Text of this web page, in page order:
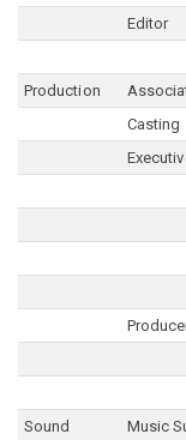
Editor
Production
Casting
Sound
Music